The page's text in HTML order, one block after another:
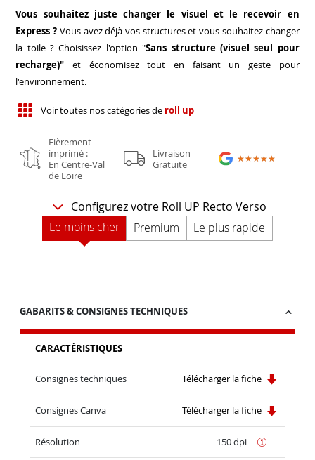
Vous souhaitez juste changer le visuel et le recevoir en
Express ? Vous avez déjà vos structures et vous souhaitez changer
la toile ? Choisissez l'option "Sans structure (visuel seul pour
recharge)" et économisez tout en faisant un geste pour
l'environnement.
Voir toutes nos catégories de roll up
Fièrement
imprimé :
En Centre-Val
de Loire
Livraison
Gratuite
★★★★★
★★★★★
Configurez votre Roll UP Recto Verso
Le moins cher
Premium Le plus rapide
GABARITS & CONSIGNES TECHNIQUES
CARACTÉRISTIQUES
Consignes techniques Télécharger la fiche
Consignes Canva Télécharger la fiche
Résolution 150 dpi